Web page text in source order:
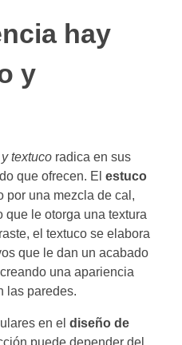
hay
y
textuco radica en sus
que ofrecen. El estuco
por una mezcla de cal,
que le otorga una textura
el textuco se elabora
que le dan un acabado
una apariencia
las paredes.
en el diseño de